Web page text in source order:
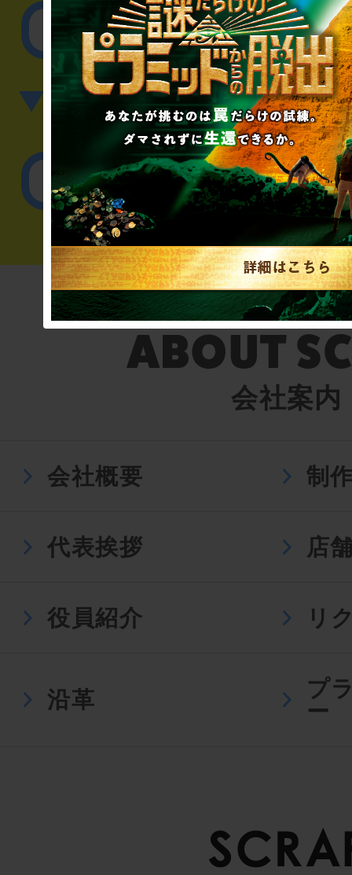
その他のご相談／
▼英語、中国語でのお問
English／
会社案内
会社概要 制
代表挨拶 店
役員紹介 リ
沿革
プ
ー